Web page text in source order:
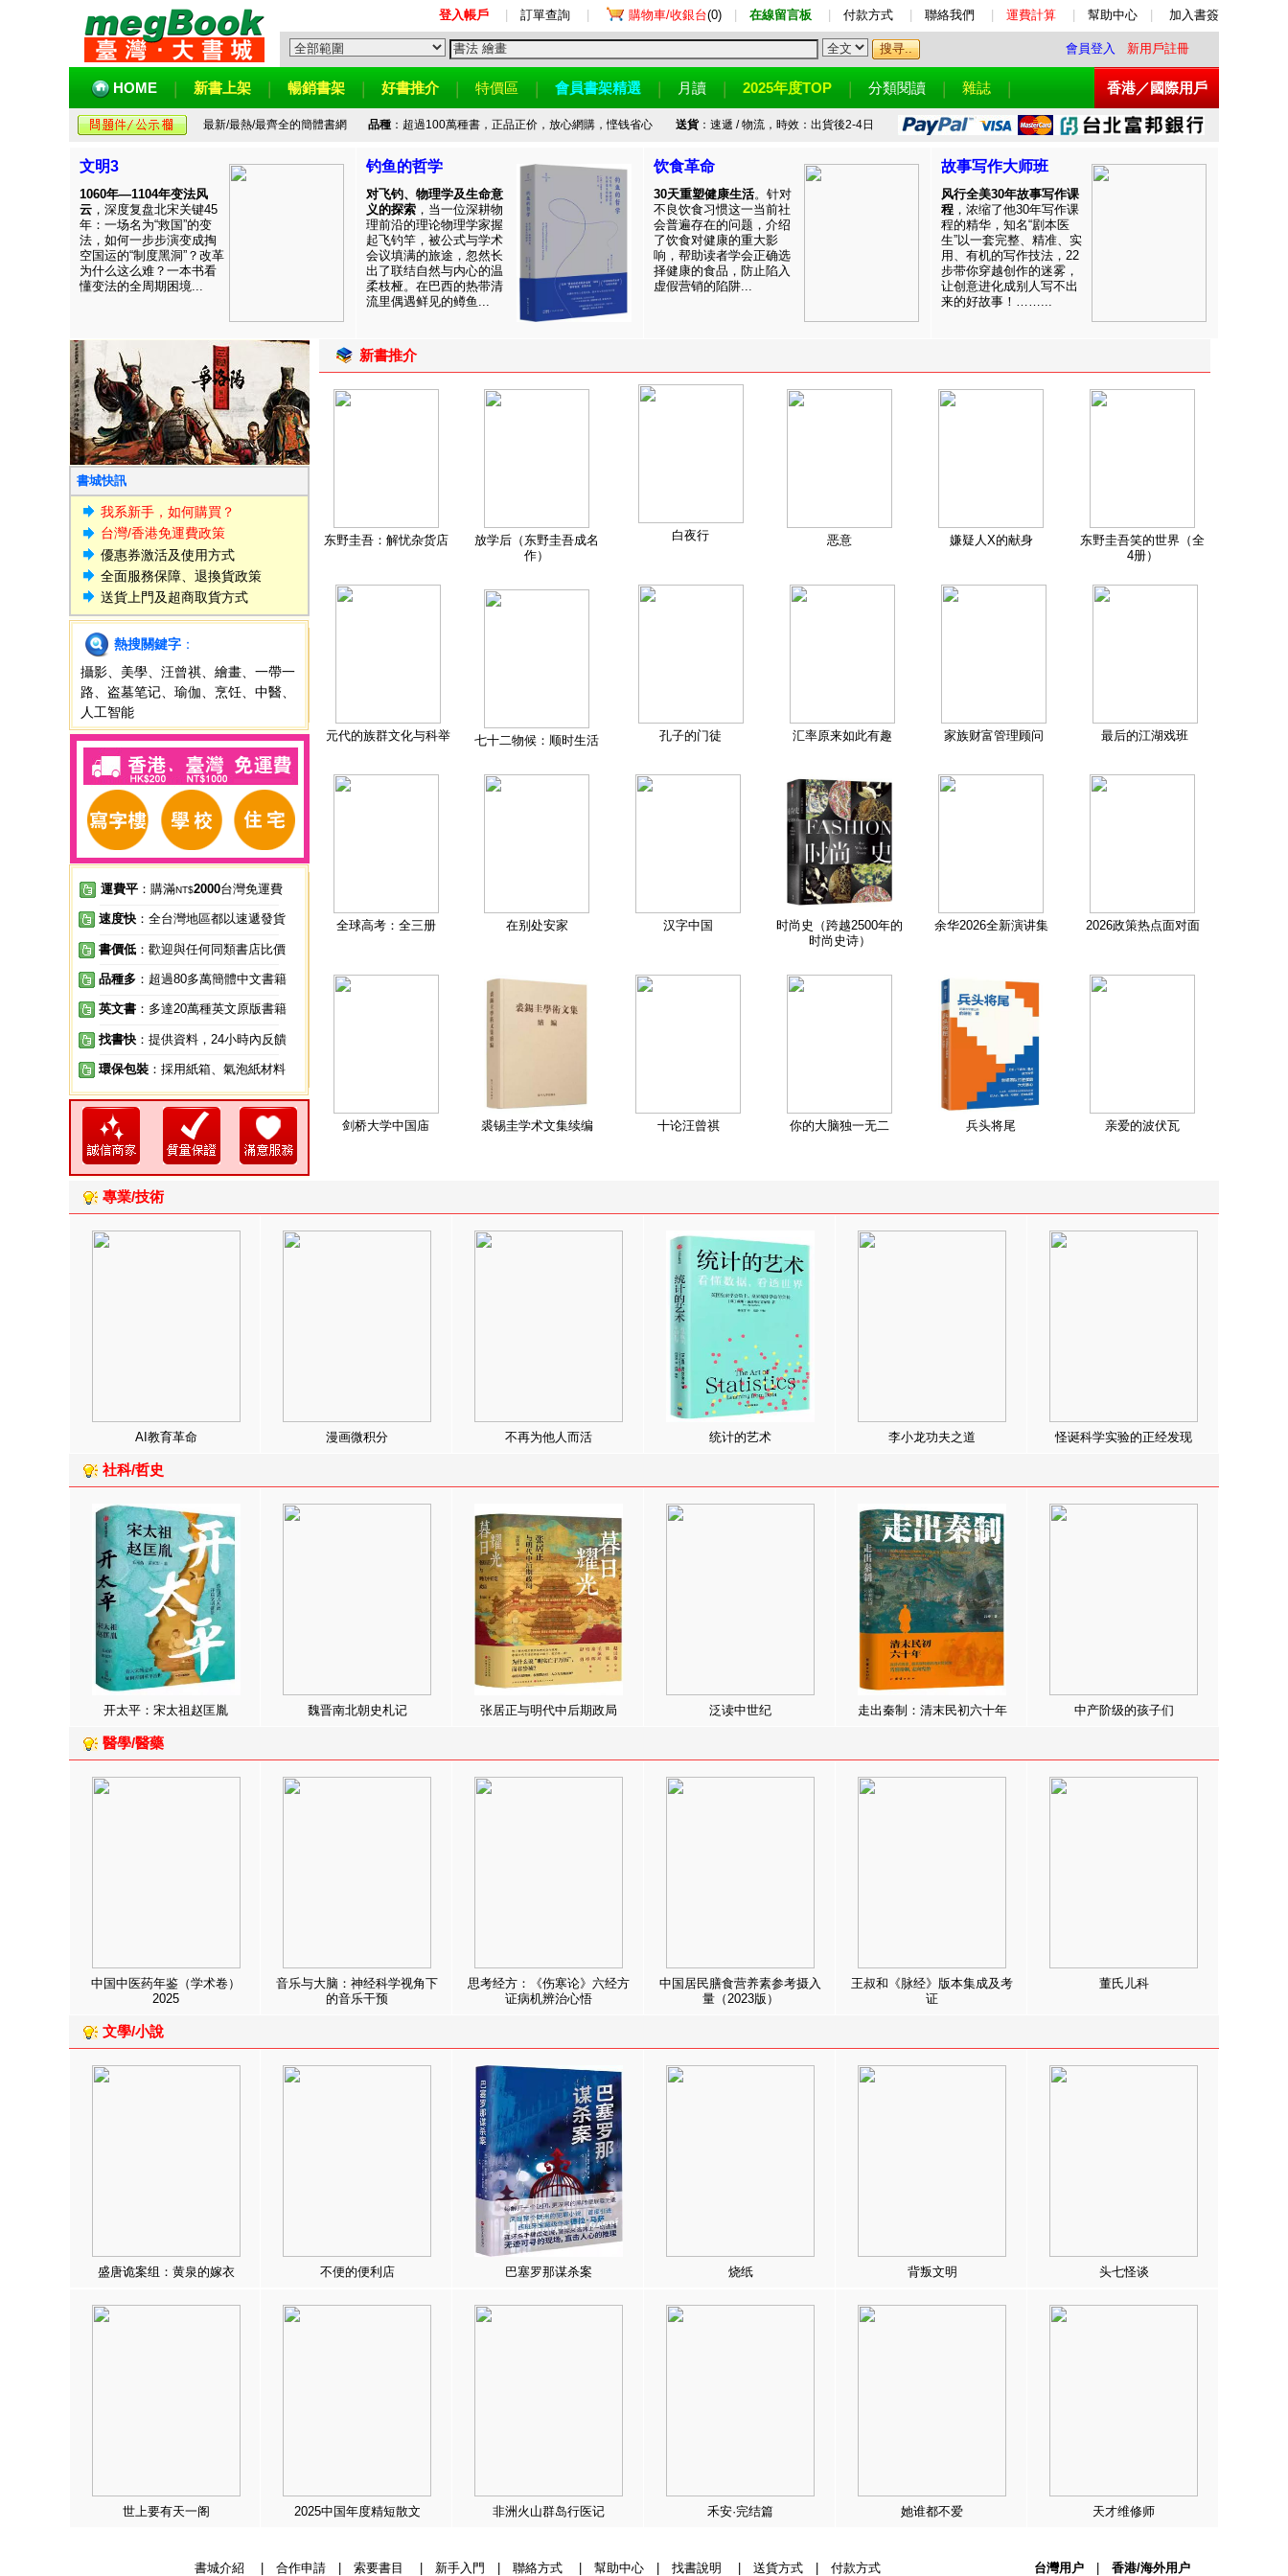
登入帳戶 訂單查詢 購物車/收銀台(0) 在線留言板 付款方式 聯絡我們 運費計算 幫助中心 加入書簽
會員登入 新用戶註冊
HOME 新書上架 暢銷書架 好書推介 特價區 會員書架精選 月讀 2025年度TOP 分類閱讀 雜誌 香港／國際用戶
最新/最熱/最齊全的簡體書網 品種：超過100萬種書，正品正价，放心網購，悭钱省心 送貨：速遞 / 物流，時效：出貨後2-4日
文明3
1060年—1104年变法风
云 ，深度复盘北宋关键45
年：一场名为“救国”的变
法，如何一步步演变成掏
空国运的“制度黑洞”？改革
为什么这么难？一本书看
懂变法的全周期困境...
钓鱼的哲学
对飞钓、物理学及生命意
义的探索 ，当一位深耕物
理前沿的理论物理学家握
起飞钓竿，被公式与学术
会议填满的旅途，忽然长
出了联结自然与内心的温
柔枝桠。在巴西的热带清
流里偶遇鲜见的鳟鱼...
饮食革命
30天重塑健康生活。针对
不良饮食习惯这一当前社
会普遍存在的问题，介绍
了饮食对健康的重大影
响，帮助读者学会正确选
择健康的食品，防止陷入
虚假营销的陷阱...
故事写作大师班
风行全美30年故事写作课
程 ，浓缩了他30年写作课
程的精华，知名“剧本医
生”以一套完整、精准、实
用、有机的写作技法，22
步带你穿越创作的迷雾，
让创意进化成别人写不出
来的好故事！……...
書城快訊
我系新手，如何購買？
台灣/香港免運費政策
優惠券激活及使用方式
全面服務保障、退換貨政策
送貨上門及超商取貨方式
熱搜關鍵字 ：
攝影
美學 汪曾祺 繪畫
一帶一
路
盗墓笔记 瑜伽 烹饪 中醫
人工智能
運費平 ：購滿NT$2000台灣免運費
速度快 ：全台灣地區都以速遞發貨
書價低 ：歡迎與任何同類書店比價
品種多 ：超過80多萬簡體中文書籍
英文書 ：多達20萬種英文原版書籍
找書快 ：提供資料，24小時內反饋
環保包裝 ：採用紙箱、氣泡紙材料
新書推介
东野圭吾：解忧杂货店
放学后（东野圭吾成名
作）
白夜行 恶意 嫌疑人X的献身
东野圭吾笑的世界（全
4册）
元代的族群文化与科举 七十二物候：顺时生活 孔子的门徒 汇率原来如此有趣 家族财富管理顾问 最后的江湖戏班
全球高考：全三册 在别处安家 汉字中国
时尚史（跨越2500年的
时尚史诗）
余华2026全新演讲集 2026政策热点面对面
剑桥大学中国庙 裘锡圭学术文集续编 十论汪曾祺 你的大脑独一无二 兵头将尾 亲爱的波伏瓦
專業/技術
AI教育革命 漫画微积分 不再为他人而活 统计的艺术 李小龙功夫之道 怪诞科学实验的正经发现
社科/哲史
开太平：宋太祖赵匡胤 魏晋南北朝史札记 张居正与明代中后期政局 泛读中世纪 走出秦制：清末民初六十年 中产阶级的孩子们
醫學/醫藥
中国中医药年鉴（学术卷）
2025
音乐与大脑：神经科学视角下
的音乐干预
思考经方：《伤寒论》六经方
证病机辨治心悟
中国居民膳食营养素参考摄入
量（2023版）
王叔和《脉经》版本集成及考
证
董氏儿科
文學/小說
盛唐诡案组：黄泉的嫁衣 不便的便利店 巴塞罗那谋杀案 烧纸 背叛文明 头七怪谈
世上要有天一阁 2025中国年度精短散文 非洲火山群岛行医记 禾安·完结篇 她谁都不爱 天才维修师
書城介紹 合作申請| 索要書目 新手入門 聯絡方式| 幫助中心| 找書說明 送貨方式| 付款方式 台灣用户 香港/海外用户